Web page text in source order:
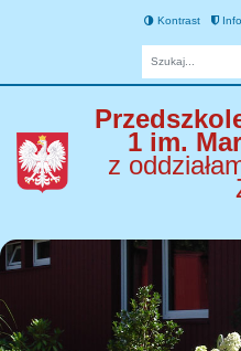
Kontrast
1 im.
z